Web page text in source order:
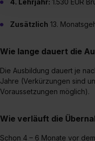
einverstanden, dass
erforderliche
Eine Erlaubnis hierfür
Einzelfall bei dem
bestimmte
Auswahl über die
der Kategorien
zur Übermittlung deiner
Zusätzlich 13.
Wie lange dauert die
Die Ausbildung dauert je
Jahre (Verkürzungen sind
Voraussetzungen möglich).
Wie verläuft die
Schon 4 – 6 Monate vor